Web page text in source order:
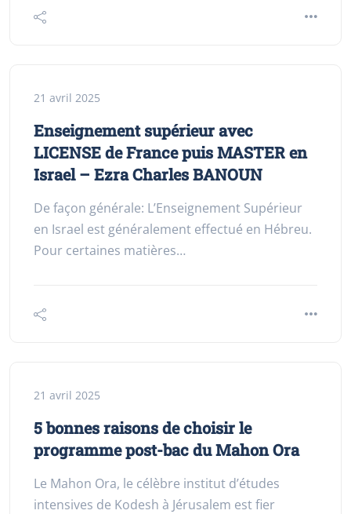
21 avril 2025
Enseignement supérieur avec
LICENSE de France puis MASTER en
Israel – Ezra Charles BANOUN
De façon générale: L’Enseignement Supérieur
en Israel est généralement effectué en Hébreu.
Pour certaines matières…
21 avril 2025
5 bonnes raisons de choisir le
programme post-bac du Mahon Ora
Le Mahon Ora, le célèbre institut d’études
intensives de Kodesh à Jérusalem est fier